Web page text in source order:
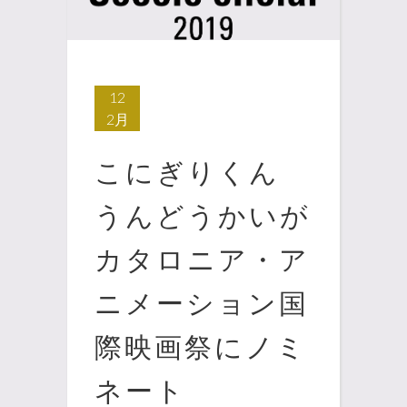
12
2月
こにぎりくん
うんどうかいが
カタロニア・ア
ニメーション国
際映画祭にノミ
ネート